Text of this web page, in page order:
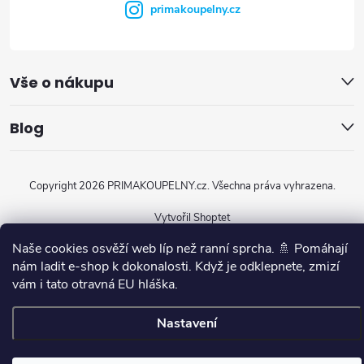
Naše cookies osvěží web líp než ranní sprcha. 🚿 Pomáhají
nám ladit e-shop k dokonalosti. Když je odklepnete, zmizí
vám i tato otravná EU hláška.
Nastavení
primakoupelny.cz
Vše o nákupu
Blog
Vytvořil Shoptet
Copyright 2026 PRIMAKOUPELNY.cz. Všechna práva vyhrazena.